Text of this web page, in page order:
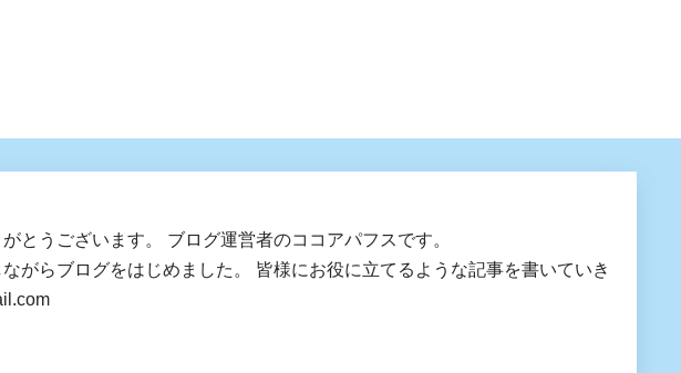
とうございます。 ブログ運営者のココアパフスです。
ました。 皆様にお役に立てるような記事を書いていき